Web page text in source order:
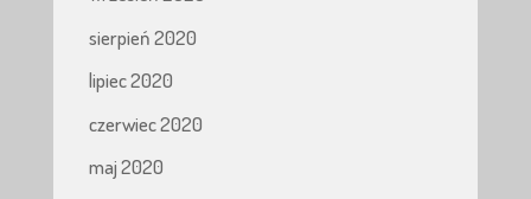
sierpień 2020
lipiec 2020
czerwiec 2020
maj 2020